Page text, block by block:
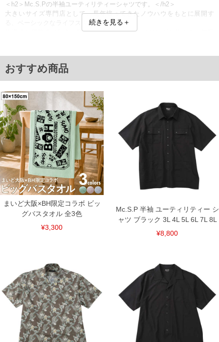
＜h2＞Mc.S.Pの半袖ユーティリティーシャツです。＜/h2＞
大きいサイズ専門店として、長年培ってきたノウハウをもとに展開す
る、ベーシックなライフスタイルアイテム。
快適性と機能性に加え、取り入れるだけでスタイリングが決まる、毎日
ュアルシャツ。
収納力に優れたポケットを備え、実用性とデザイン性を兼ね備えた一
枚。
同シリーズのショーツと合わせた、セットアップスタイルも楽しめるア
イテムです。
■素材・機能
・丈夫で破れやほつれに強いポリリップ生地を採用
・接触冷感による、ひんやりとした着心地
・吸水速乾機能付きで、汗をかいてもさらりと快適
・ストレッチ性があり、動きやすい着用感
・UVカット機能付き
・軽量素材で、軽やかな着心地
＝＝＝＝＝＝＝＝＝＝＝＝
透け感：無し
＝＝＝＝＝＝＝＝＝＝＝＝
スナップボタン／センタータック(背面)／胸フラップポケット(スナップボ
タン有)／サイドポケット／接触冷感／吸水速乾／4WAYストレッチ／UV
サイズ/バスト/総丈/裾周り/肩幅/袖丈
3L/140/82/140/58/28
4L/150/84/150/60/29
5L/160/86/160/62/30
6L/170/88/170/64/31
7L/180/90/180/66/32
8L/190/92/190/68/33
単位はcm
続きを見る＋
おすすめ商品
まいど大阪×BH限定コラボ ビッ
グバスタオル 全3色
¥3,300
Mc.S.P 半袖 ユーティリティー シ
ャツ ブラック 3L 4L 5L 6L 7L 8L
¥8,800